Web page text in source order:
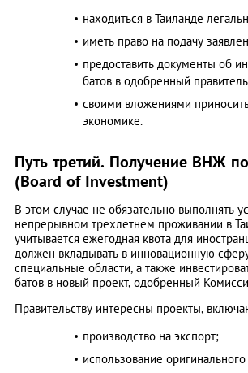
находиться в Таиланде
иметь право на подачу
предоставить документы об
батов в одобренный
своими вложениями
экономике.
Путь третий. Получение ВНЖ
(Board of Investment)
В этом случае не обязательно выполнять
непрерывном трехлетнем проживании в
учитывается ежегодная квота для
должен вкладывать в инновационную
специальные области, а также
батов в новый проект, одобренный
Правительству интересны проекты,
производство на экспорт;
использование